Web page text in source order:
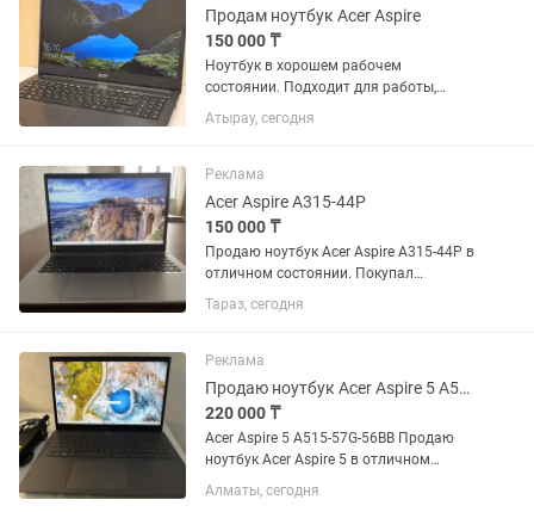
Продам ноутбук Acer Aspire
150 000 ₸
Ноутбук в хорошем рабочем
состоянии. Подходит для работы,
учебы, офисных программ, интернета и
Атырау, сегодня
Реклама
Acer Aspire A315-44P
150 000 ₸
Продаю ноутбук Acer Aspire A315-44P в
отличном состоянии. Покупал
прошлым летом пользовался 2месяца
и все Идеально подойдет для работы,
с графикой. Очень быстрый...
Тараз, сегодня
Реклама
Продаю ноутбук Acer Aspire 5 A515-57G-56BB
220 000 ₸
Acer Aspire 5 A515-57G-56BB Продаю
ноутбук Acer Aspire 5 в отличном
состоянии. Характеристики:
Процессор: Intel Core i5-1235U (12-е
Алматы, сегодня